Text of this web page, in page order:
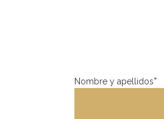
Nombre y apellidos*